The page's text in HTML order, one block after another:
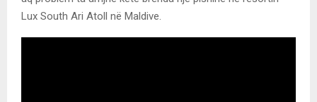
Lux South Ari Atoll në Maldive.